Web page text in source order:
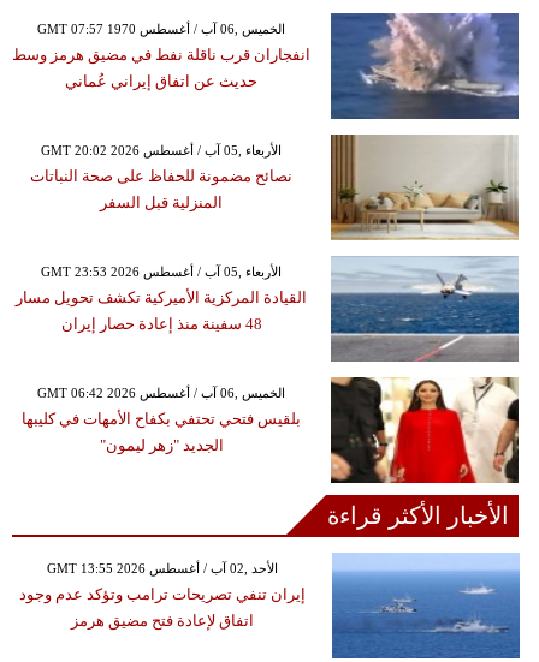
GMT 07:57 1970 الخميس ,06 آب / أغسطس
انفجاران قرب ناقلة نفط في مضيق هرمز وسط
حديث عن اتفاق إيراني عُماني
GMT 20:02 2026 الأربعاء ,05 آب / أغسطس
نصائح مضمونة للحفاظ على صحة النباتات
المنزلية قبل السفر
GMT 23:53 2026 الأربعاء ,05 آب / أغسطس
القيادة المركزية الأميركية تكشف تحويل مسار
48 سفينة منذ إعادة حصار إيران
GMT 06:42 2026 الخميس ,06 آب / أغسطس
بلقيس فتحي تحتفي بكفاح الأمهات في كليبها
الجديد "زهر ليمون"
الأخبار الأكثر قراءة
GMT 13:55 2026 الأحد ,02 آب / أغسطس
إيران تنفي تصريحات ترامب وتؤكد عدم وجود
اتفاق لإعادة فتح مضيق هرمز